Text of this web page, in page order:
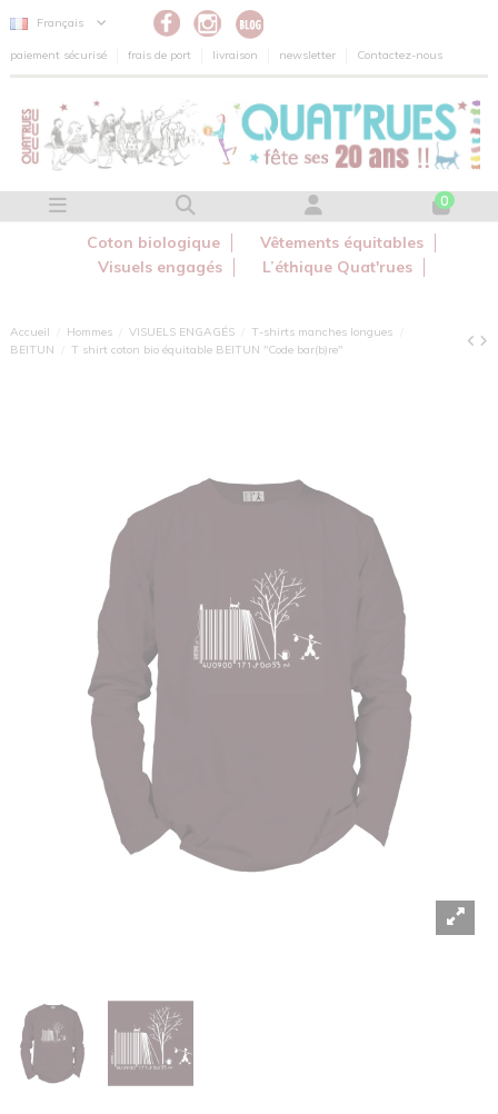
Panneau de gestion des cookies
Français
paiement sécurisé frais de port livraison newsletter Contactez-nous
0
Coton biologique
Vêtements équitables
Visuels engagés
L’éthique Quat'rues
Accueil Hommes VISUELS ENGAGÉS
T-shirts manches longues
BEITUN
T shirt coton bio équitable BEITUN "Code bar(b)re"